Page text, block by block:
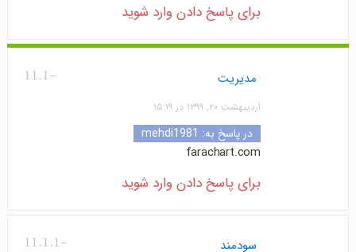
برای پاسخ دادن وارد شوید
-11.1 مدیریت
اردیبهشت ۲۰, ۱۳۹۹ در ۱۵:۱۹
در پاسخ به: mehdi1981
farachart.com
برای پاسخ دادن وارد شوید
-11.1.1 سودمند